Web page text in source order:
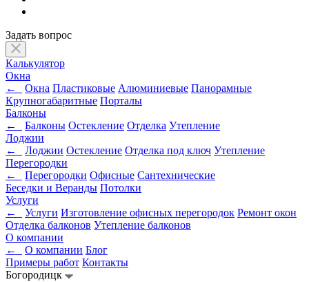
Задать вопрос
Калькулятор
Окна
←
Окна Пластиковые Алюминиевые Панорамные
Крупногабаритные Порталы
Балконы
←
Балконы Остекление Отделка Утепление
Лоджии
←
Лоджии Остекление Отделка под ключ Утепление
Перегородки
←
Перегородки Офисные Сантехнические
Беседки и Веранды Потолки
Услуги
←
Услуги Изготовление офисных перегородок Ремонт окон
Отделка балконов Утепление балконов
О компании
←
О компании Блог
Примеры работ Контакты
Богородицк